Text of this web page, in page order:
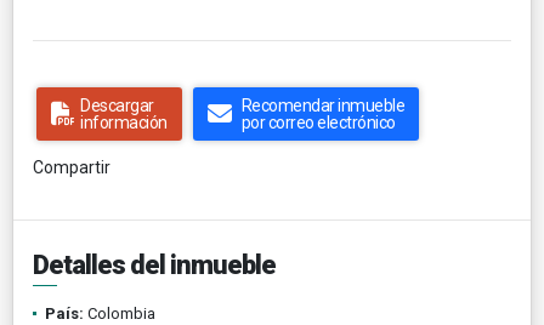
Descargar
información
Recomendar inmueble
por correo electrónico
Compartir
Detalles del inmueble
País: Colombia